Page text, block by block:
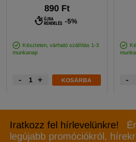
890 Ft
-5%
Készleten, várható szállítás 1-3
munkanap
- + KOSÁRBA -
Iratkozz fel hírlevelünkre!
legújabb promóciókról,